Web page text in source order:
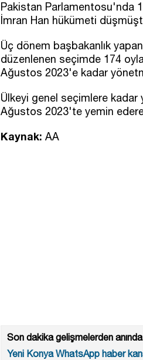
Pakistan Parlamentosu'nda
İmran Han hükümeti
Üç dönem başbakanlık
düzenlenen seçimde 174
Ağustos 2023'e kadar
Ülkeyi genel seçimlere kadar
Ağustos 2023'te yemin
Kaynak: AA
Son dakika gelişmelerden
Yeni Konya WhatsApp haber